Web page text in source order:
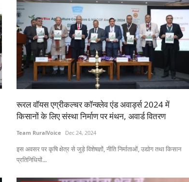
रूरल वॉयस एग्रीकल्चर कॉन्क्लेव एंड अवार्ड्स 2024 में
किसानों के लिए संस्था निर्माण पर मंथन, अवार्ड वितरण
Team RuralVoice Dec 24, 2024
इस अवसर पर कृषि क्षेत्र से जुड़े विशेषज्ञों, नीति निर्माताओं, उद्योग तथा किसान
प्रतिनिधियों...